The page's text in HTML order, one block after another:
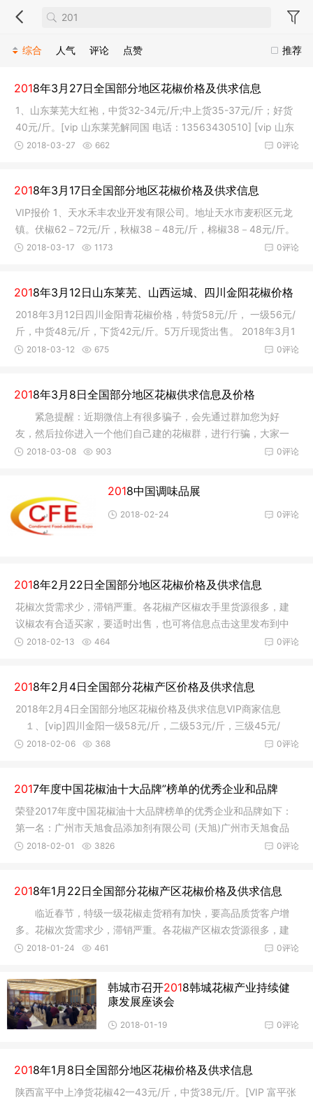
推荐
综合 人气 评论 点赞
2018年3月27日全国部分地区花椒价格及供求信息
1、山东莱芜大红袍，中货32-34元/斤;中上货35-37元/斤；好货
40元/斤。[vip 山东莱芜解同国 电话：13563430510] [vip 山东
莱芜王凯
0评论
2018-03-27 662
2018年3月17日全国部分地区花椒价格及供求信息
VIP报价 1、天水禾丰农业开发有限公司。地址天水市麦积区元龙
镇。伏椒62－72元/斤，秋椒38－48元/斤，棉椒38－48元/斤。
[vip 甘肃
0评论
2018-03-17 1173
2018年3月12日山东莱芜、山西运城、四川金阳花椒价格
2018年3月12日四川金阳青花椒价格，特货58元/斤， 一级56元/
斤，中货48元/斤，下货42元/斤。5万斤现货出售。 2018年3月1
2日山西
0评论
2018-03-12 675
2018年3月8日全国部分地区花椒供求信息及价格
紧急提醒：近期微信上有很多骗子，会先通过群加您为好
友，然后拉你进入一个他们自己建的花椒群，进行行骗，大家一
定小心。已
0评论
2018-03-08 903
2018中国调味品展
0评论
2018-02-24
2018年2月22日全国部分地区花椒价格及供求信息
花椒次货需求少，滞销严重。各花椒产区椒农手里货源很多，建
议椒农有合适买家，要适时出售，也可将信息点击这里发布到中
国花椒网
0评论
2018-02-13 464
2018年2月4日全国部分花椒产区价格及供求信息
2018年2月4日全国部分地区花椒价格及供求信息VIP商家信息
１、[vip]四川金阳一级58元/斤，二级53元/斤，三级45元/
斤。 联系地
0评论
2018-02-06 368
2017年度中国花椒油十大品牌”榜单的优秀企业和品牌
荣登2017年度中国花椒油十大品牌榜单的优秀企业和品牌如下：
第一名：广州市天旭食品添加剂有限公司 (天旭)广州市天旭食品
添加剂有
0评论
2018-02-01 3826
2018年1月22日全国部分花椒产区花椒价格及供求信息
临近春节，特级一级花椒走货稍有加快，要高品质货客户增
多。花椒次货需求少，滞销严重。各花椒产区椒农货源很多，建
议椒农有
0评论
2018-01-24 461
韩城市召开2018韩城花椒产业持续健
康发展座谈会
0评论
2018-01-19
2018年1月8日全国部分地区花椒价格及供求信息
陕西富平中上净货花椒42一43元/斤，中货38元/斤。[VIP 富平张